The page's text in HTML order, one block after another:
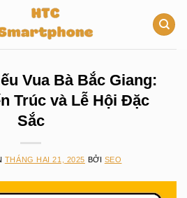
Vua Bà Bắc Giang:
Trúc và Lễ Hội Đặc
Sắc
THÁNG HAI 21, 2025 BỞI SEO